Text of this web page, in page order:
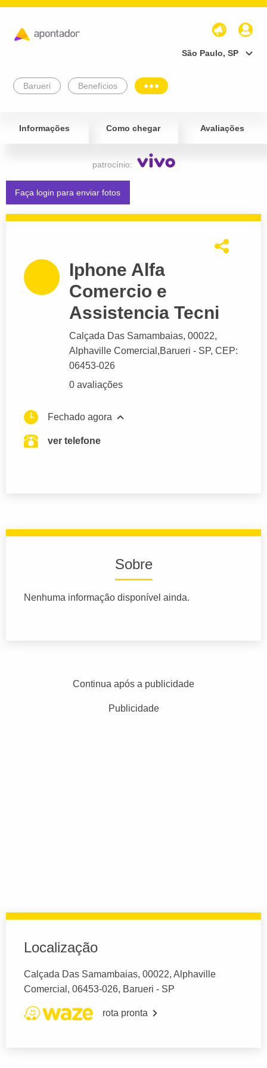
São Paulo, SP
Barueri Benefícios
Informações Como chegar Avaliações
patrocínio:
Faça login para enviar fotos
Iphone Alfa
Comercio e
Assistencia Tecni
Calçada Das Samambaias, 00022,
Alphaville Comercial,Barueri - SP, CEP:
06453-026
0 avaliações
Fechado agora
ver telefone
Sobre
Nenhuma informação disponível ainda.
Continua após a publicidade
Publicidade
Localização
Calçada Das Samambaias, 00022, Alphaville
Comercial, 06453-026, Barueri - SP
rota pronta